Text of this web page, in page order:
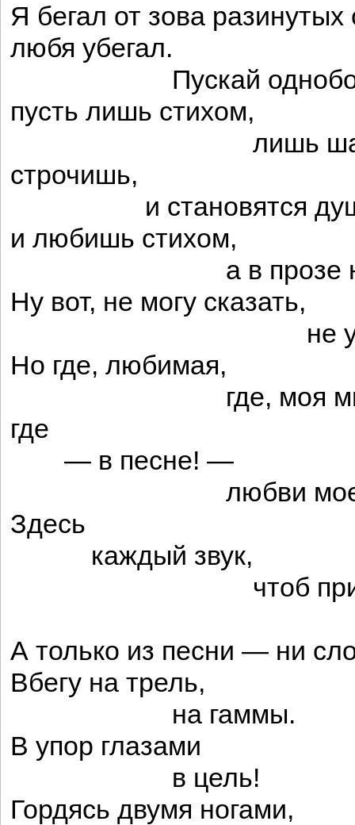
Я бегал от зова разинутых
любя убегал.
Пускай
пусть лишь стихом,
лишь шагами
строчишь,
и становятся души
и любишь стихом,
а в прозе
Ну вот, не могу сказать,
не
Но где, любимая,
где, моя
где
— в песне! —
любви моей
Здесь
каждый звук,
чтоб
А только из песни — ни
Вбегу на трель,
на гаммы.
В упор глазами
в цель!
Гордясь двумя ногами,